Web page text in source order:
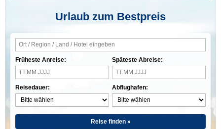
Urlaub zum Bestpreis
Früheste Anreise:
Reisedauer:
Späteste Abreise:
Abflughafen:
Reise finden »